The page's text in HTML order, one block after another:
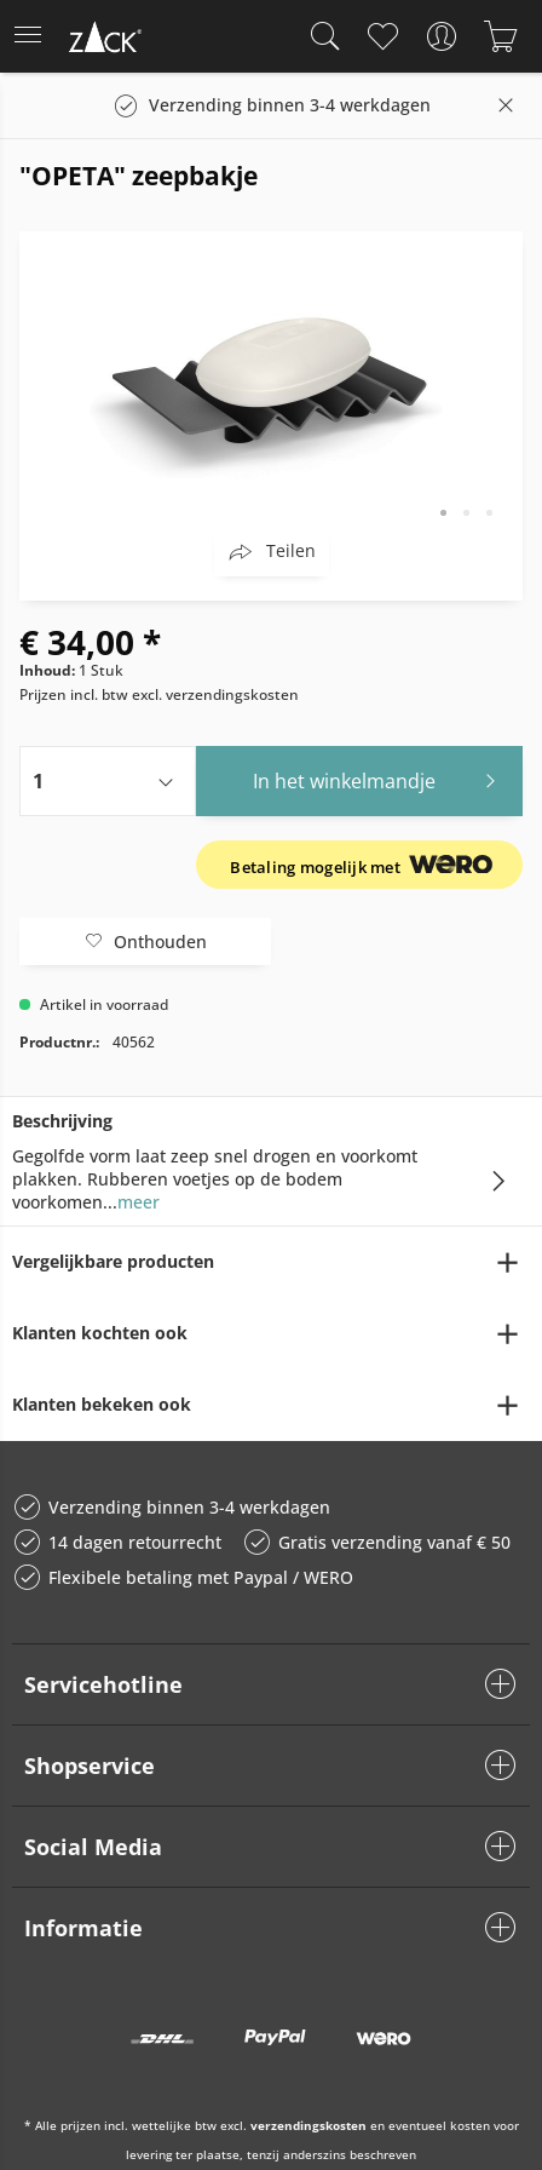
Verzending binnen 3-4 werkdagen
"OPETA" zeepbakje
Teilen
€ 34,00 *
Inhoud: 1 Stuk
Prijzen incl. btwexcl. verzendingskosten
In het winkelmandje
Betaling mogelijk met
Onthouden
Artikel in voorraad
Productnr.:
40562
Beschrijving
Gegolfde vorm laat zeep snel drogen en voorkomt
plakken. Rubberen voetjes op de bodem
voorkomen...meer
Vergelijkbare producten
Klanten kochten ook
Klanten bekeken ook
Verzending binnen 3-4 werkdagen
14 dagen retourrecht
Gratis verzending vanaf € 50
Flexibele betaling met Paypal / WERO
Servicehotline
Shopservice
Social Media
Informatie
* Alle prijzen incl. wettelijke btw excl. verzendingskosten en eventueel kosten voor
levering ter plaatse, tenzij anderszins beschreven